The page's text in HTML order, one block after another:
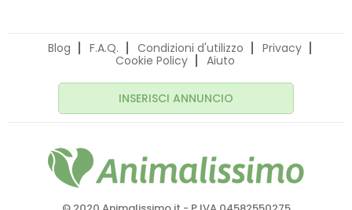
Blog F.A.Q. Condizioni d'utilizzo
Privacy
Cookie Policy
Aiuto
INSERISCI ANNUNCIO